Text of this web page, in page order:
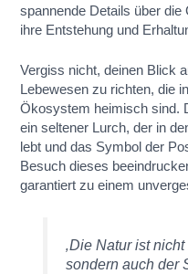
spannende Details über
ihre Entstehung und
Vergiss nicht, deinen Blick
Lebewesen zu richten, die
Ökosystem heimisch sind.
ein seltener Lurch, der in
lebt und das Symbol der
Besuch dieses
garantiert zu einem
‚Die Natur ist
sondern auch der